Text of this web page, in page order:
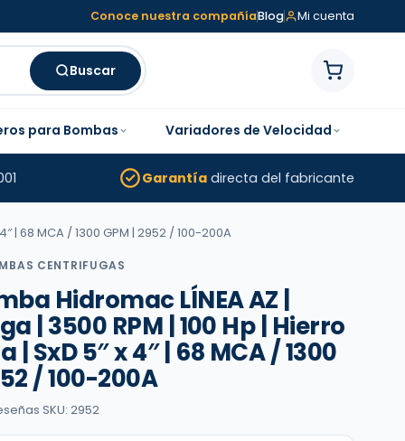
Conoce nuestra compañíaBlog Mi cuenta
Buscar
para Bombas Variadores de Velocidad
Garantíadirecta del fabricante
| 68 MCA / 1300 GPM | 2952 / 100-200A
CENTRIFUGAS
Hidromac LÍNEA AZ |
| 3500 RPM | 100 Hp | Hierro
| SxD 5″ x 4″ | 68 MCA / 1300
/ 100-200A
SKU: 2952